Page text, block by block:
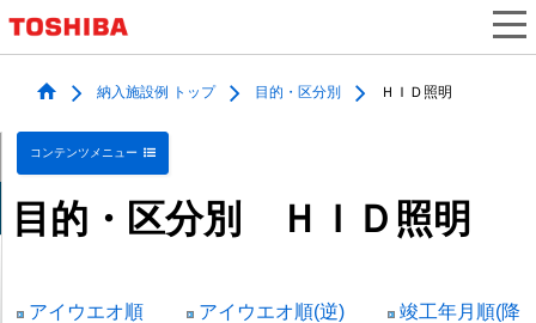
納入施設例 トップ 目的・区分別 ＨＩＤ照明
コンテンツメニュー
目的・区分別 ＨＩＤ照明
アイウエオ順 アイウエオ順(逆)
竣工年月順(降